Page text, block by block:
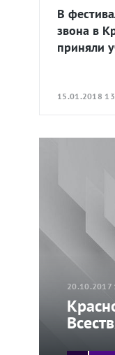
В
звона в
приняли
15.01.2018
20.10.2017